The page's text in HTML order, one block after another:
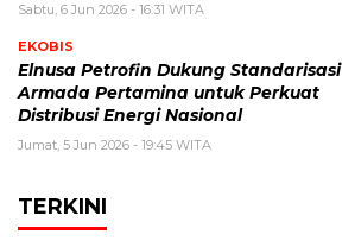
Sabtu, 6 Jun 2026 - 16:31 WITA
EKOBIS
Elnusa Petrofin Dukung Standarisasi
Armada Pertamina untuk Perkuat
Distribusi Energi Nasional
Jumat, 5 Jun 2026 - 19:45 WITA
TERKINI